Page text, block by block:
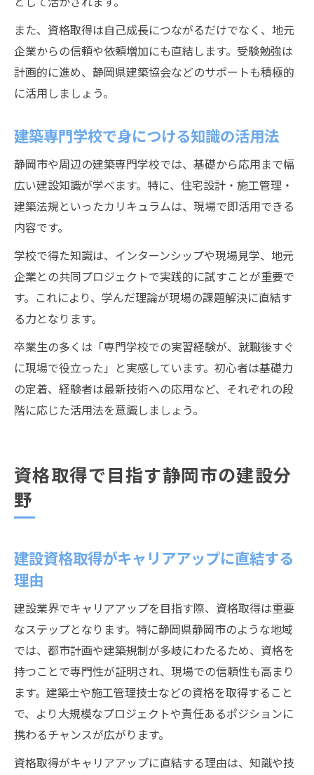
また、資格取得は自己成長につながるだけでなく、地元
企業からの信頼や依頼増加にも直結します。受験勉強は
計画的に進め、静岡県建築協会などのサポートも積極的
に活用しましょう。
建築専門学校で身につける知識の活用法
静岡市や周辺の建築専門学校では、基礎から応用まで幅
広い建設知識が学べます。特に、住宅設計・施工管理・
建築法規といったカリキュラムは、現場で即活用できる
内容です。
学校で得た知識は、インターンシップや現場見学、地元
企業との共同プロジェクトで実践的に試すことが重要で
す。これにより、学んだ理論が現場の課題解決に直結す
る力となります。
卒業生の多くは「専門学校での実習経験が、就職後すぐ
に現場で役立った」と実感しています。初心者は基礎力
の定着、経験者は最新技術への応用など、それぞれの段
階に応じた活用法を意識しましょう。
資格取得で目指す静岡市の建設分
野
建設資格取得がキャリアアップに直結する
理由
建設業界でキャリアアップを目指す際、資格取得は重要
なステップとなります。特に静岡県静岡市のような地域
では、都市計画や建築規制が多岐にわたるため、資格を
持つことで専門性が証明され、現場での信頼性も高まり
ます。建築士や施工管理技士などの資格を取得すること
で、より大規模なプロジェクトや責任あるポジションに
携わるチャンスが広がります。
資格取得がキャリアアップに直結する理由は、知識や技